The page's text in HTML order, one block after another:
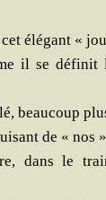
élé­gant «
il se défi­nit
beau­coup
de « nos »
dans le